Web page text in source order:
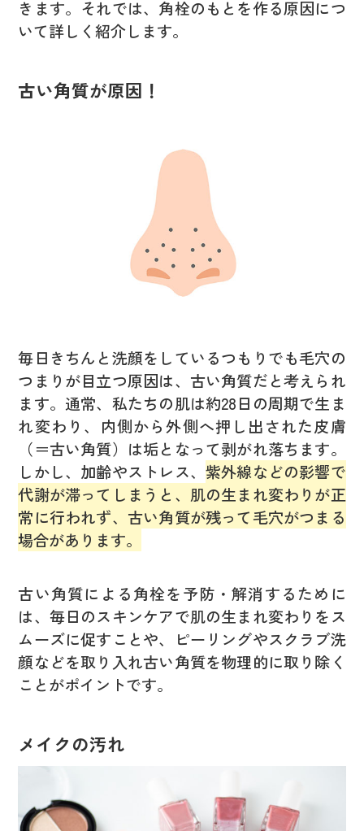
きます。それでは、角栓のもとを作る原因につ
いて詳しく紹介します。
古い角質が原因！
毎日きちんと洗顔をしているつもりでも毛穴の
つまりが目立つ原因は、古い角質だと考えられ
ます。通常、私たちの肌は約28日の周期で生ま
れ変わり、内側から外側へ押し出された皮膚
（＝古い角質）は垢となって剥がれ落ちます。
しかし、加齢やストレス、 紫外線などの影響で
代謝が滞ってしまうと、肌の生まれ変わりが正
常に行われず、古い角質が残って毛穴がつまる
場合があります。
古い角質による角栓を予防・解消するために
は、毎日のスキンケアで肌の生まれ変わりをス
ムーズに促すことや、ピーリングやスクラブ洗
顔などを取り入れ古い角質を物理的に取り除く
ことがポイントです。
メイクの汚れ